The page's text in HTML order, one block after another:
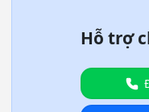
Hỗ trợ